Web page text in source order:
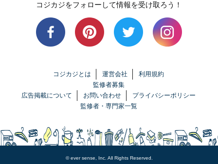
コジカジをフォローして情報を受け取ろう！
コジカジとは 運営会社
利用規約
監修者募集
広告掲載について
お問い合わせ
プライバシーポリシー
監修者・専門家一覧
© ever sense, Inc. All Rights Reserved.